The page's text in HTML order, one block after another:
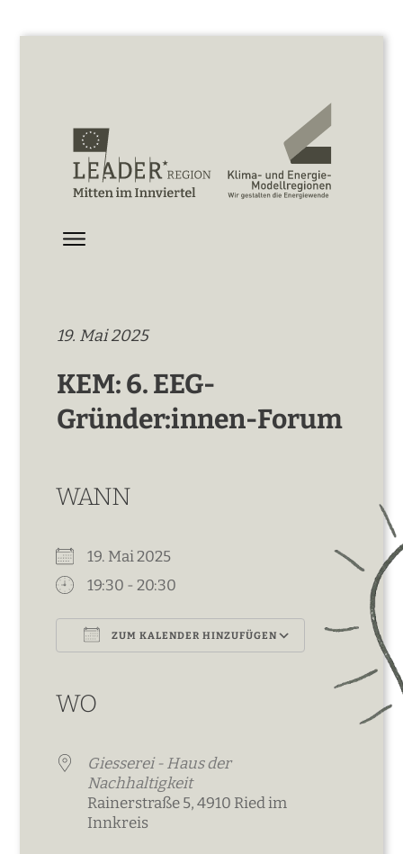
19. Mai 2025
KEM: 6. EEG-
Gründer:innen-Forum
WANN
19. Mai 2025
19:30 - 20:30
ZUM KALENDER HINZUFÜGEN
WO
Giesserei - Haus der
Nachhaltigkeit
Rainerstraße 5, 4910 Ried im
Innkreis